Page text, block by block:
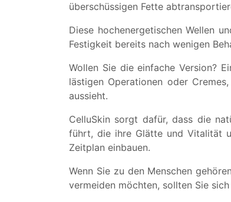
überschüssigen Fette
Diese hochenergetischen Wellen
Festigkeit bereits nach wenigen
Wollen Sie die einfache Version?
lästigen Operationen oder
aussieht.
CelluSkin sorgt dafür, dass die
führt, die ihre Glätte und Vitalität
Zeitplan einbauen.
Wenn Sie zu den Menschen
vermeiden möchten, sollten Sie sich